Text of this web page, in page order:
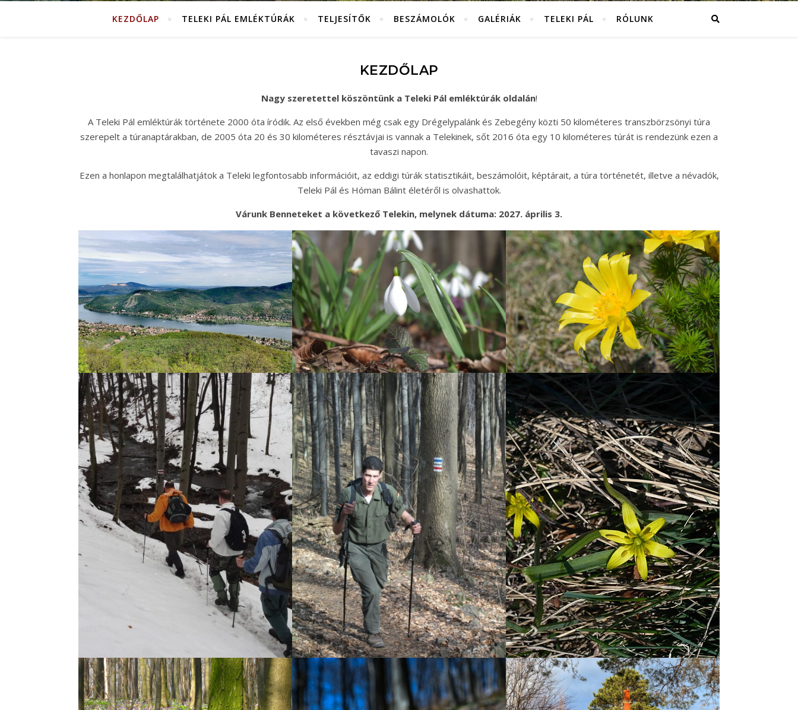
KEZDŐLAP TELEKI PÁL EMLÉKTÚRÁK TELJESÍTŐK BESZÁMOLÓK GALÉRIÁK TELEKI PÁL RÓLUNK
KEZDŐLAP
Nagy szeretettel köszöntünk a Teleki Pál emléktúrák oldalán!
A Teleki Pál emléktúrák története 2000 óta íródik. Az első években még csak egy Drégelypalánk és Zebegény közti 50 kilométeres transzbörzsönyi túra
szerepelt a túranaptárakban, de 2005 óta 20 és 30 kilométeres résztávjai is vannak a Telekinek, sőt 2016 óta egy 10 kilométeres túrát is rendezünk ezen a
tavaszi napon.
Ezen a honlapon megtalálhatjátok a Teleki legfontosabb információit, az eddigi túrák statisztikáit, beszámolóit, képtárait, a túra történetét, illetve a névadók,
Teleki Pál és Hóman Bálint életéről is olvashattok.
Várunk Benneteket a következő Telekin, melynek dátuma: 2027. április 3.